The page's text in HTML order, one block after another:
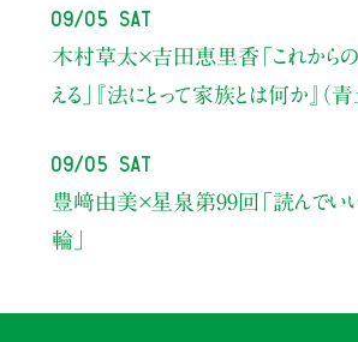
09/05 Sat
木村草太×吉田恵里香 「これか
える」
『法にとって家族とは何か』（
09/05 Sat
豊﨑由美×星泉 第99回「読んでいい
輪」